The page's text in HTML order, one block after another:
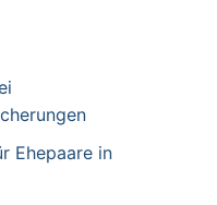
Ehepaare in